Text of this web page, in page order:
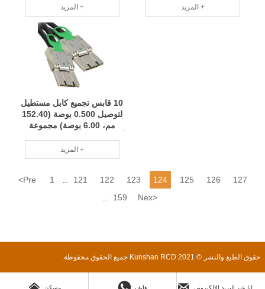
فريق محترف RCD
المزيد +
RCDالمزيد +
10 قابس تجميع كابل مستطيل
لتوصيل 0.500 بوصة (152.40
مم، 6.00 بوصة) مجموعة
فريق محترف RCD
المزيد +
<Pre 1 121 122 123 124 125 126 127
159 Nex>
حقوق الطبع والنشر © 2021 Kunshan RCD جميع الحقوق محفوظة.
مسكن هاتف